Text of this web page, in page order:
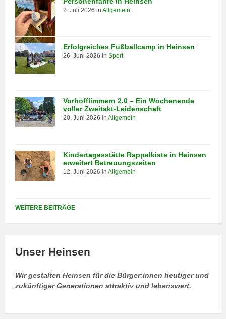
2. Juli 2026 in Allgemein
Erfolgreiches Fußballcamp in Heinsen
26. Juni 2026 in Sport
Vorhofflimmern 2.0 – Ein Wochenende
voller Zweitakt-Leidenschaft
20. Juni 2026 in Allgemein
Kindertagesstätte Rappelkiste in Heinsen
erweitert Betreuungszeiten
12. Juni 2026 in Allgemein
WEITERE BEITRÄGE
Unser Heinsen
Wir gestalten Heinsen für die Bürger:innen heutiger und
zukünftiger Generationen attraktiv und lebenswert.